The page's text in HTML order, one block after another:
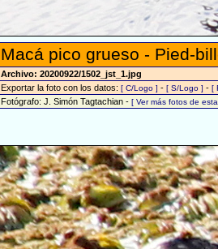
Macá pico grueso - Pied-
Archivo: 20200922/1502_jst_1.jpg
Exportar la foto con los datos: [ C/Logo ] - [ S/Logo ] - [
Fotógrafo: J. Simón Tagtachian - [ Ver más fotos de